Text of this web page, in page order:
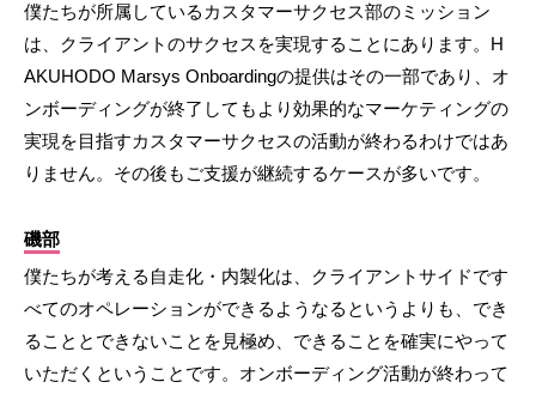
僕たちが所属しているカスタマーサクセス部のミッション
は、クライアントのサクセスを実現することにあります。H
AKUHODO Marsys Onboardingの提供はその一部であり、オ
ンボーディングが終了してもより効果的なマーケティングの
実現を目指すカスタマーサクセスの活動が終わるわけではあ
りません。その後もご支援が継続するケースが多いです。
磯部
僕たちが考える自走化・内製化は、クライアントサイドです
べてのオペレーションができるようなるというよりも、でき
ることとできないことを見極め、できることを確実にやって
いただくということです。オンボーディング活動が終わって